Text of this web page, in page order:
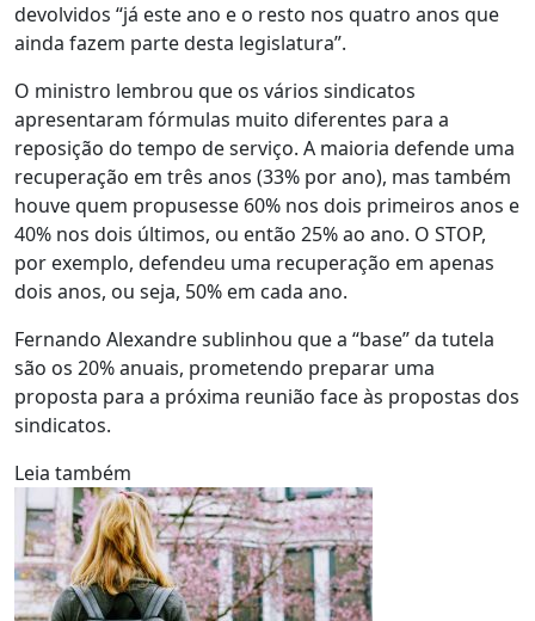
devolvidos “já este ano e o resto nos quatro anos que
ainda fazem parte desta legislatura”.
O ministro lembrou que os vários sindicatos
apresentaram fórmulas muito diferentes para a
reposição do tempo de serviço. A maioria defende uma
recuperação em três anos (33% por ano), mas também
houve quem propusesse 60% nos dois primeiros anos e
40% nos dois últimos, ou então 25% ao ano. O STOP,
por exemplo, defendeu uma recuperação em apenas
dois anos, ou seja, 50% em cada ano.
Fernando Alexandre sublinhou que a “base” da tutela
são os 20% anuais, prometendo preparar uma
proposta para a próxima reunião face às propostas dos
sindicatos.
Leia também